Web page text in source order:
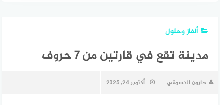
ألغاز وحلول
مدينة تقع في قارتين من 7 حروف
هارون الدسوقي أكتوبر 24, 2025